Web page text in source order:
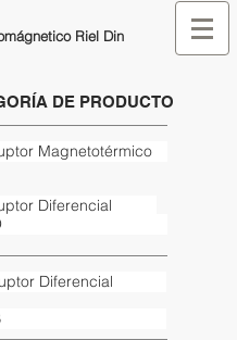
Riel Din
DE PRODUCTO
Magnetotérmico
Diferencial
Diferencial